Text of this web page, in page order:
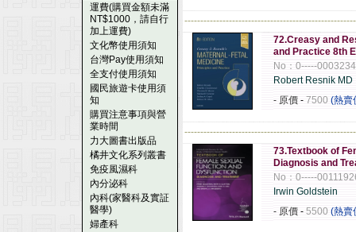
運費(購買金額未滿
NT$1000，請自行
加上運費)
文化幣使用須知
台灣Pay使用須知
全支付使用須知
國民旅遊卡使用須
知
購買注意事項與營
業時間
力大圖書出版品
橘井文化系列叢書
免疫風濕科
內分泌科
內科(家醫科及實証
醫學)
婦產科
72.Creasy and
and Practice 8th
No：0-----
Robert Resnik MD
- 原價 - 7500 (熱賣
73.Textbook of
Diagnosis and
No：0-----
Irwin Goldstein
- 原價 - 5500 (熱賣